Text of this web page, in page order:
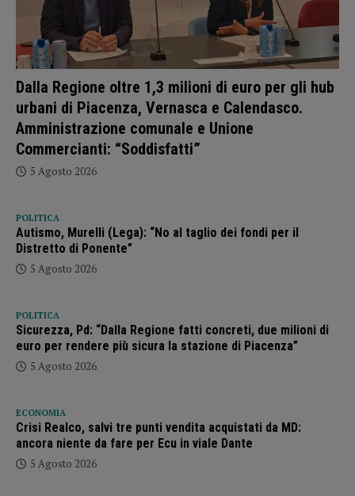
Dalla Regione oltre 1,3 milioni di euro per gli hub
urbani di Piacenza, Vernasca e Calendasco.
Amministrazione comunale e Unione
Commercianti: “Soddisfatti”
5 Agosto 2026
POLITICA
Autismo, Murelli (Lega): “No al taglio dei fondi per il
Distretto di Ponente”
5 Agosto 2026
POLITICA
Sicurezza, Pd: “Dalla Regione fatti concreti, due milioni di
euro per rendere più sicura la stazione di Piacenza”
5 Agosto 2026
ECONOMIA
Crisi Realco, salvi tre punti vendita acquistati da MD:
ancora niente da fare per Ecu in viale Dante
5 Agosto 2026